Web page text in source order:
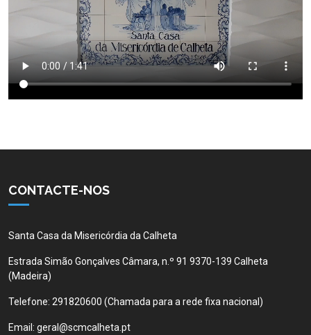
CONTACTE-NOS
Santa Casa da Misericórdia da Calheta
Estrada Simão Gonçalves Câmara, n.º 91 9370-139 Calheta
(Madeira)
Telefone: 291820600 (Chamada para a rede fixa nacional)
Email: geral@scmcalheta.pt